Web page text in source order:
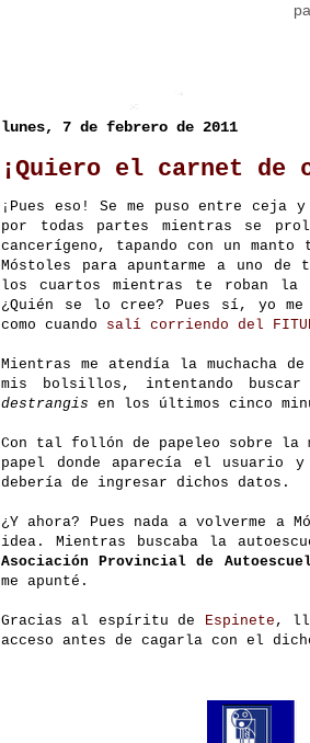
lunes, 7 de febrero de 2011
¡Quiero el carnet de
¡Pues eso! Se me puso entre ceja
por todas partes mientras se
cancerígeno, tapando con un
Móstoles para apuntarme a uno
los cuartos mientras te roban la
¿Quién se lo cree? Pues sí, yo
como cuando salí corriendo del
Mientras me atendía la muchacha
mis bolsillos, intentando buscar
destrangis en los últimos cinco
Con tal follón de papeleo sobre la
papel donde aparecía el usuario
debería de ingresar dichos datos.
¿Y ahora? Pues nada a volverme
idea. Mientras buscaba la
Asociación Provincial de
me apunté.
Gracias al espíritu de Espinete ,
acceso antes de cagarla con el